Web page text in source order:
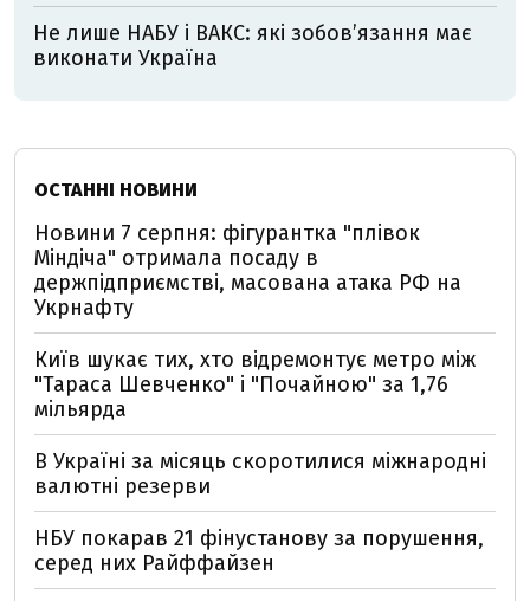
Не лише НАБУ і ВАКС: які зобов’язання має
виконати Україна
ОСТАННІ НОВИНИ
Новини 7 серпня: фігурантка "плівок
Міндіча" отримала посаду в
держпідприємстві, масована атака РФ на
Укрнафту
Київ шукає тих, хто відремонтує метро між
"Тараса Шевченко" і "Почайною" за 1,76
мільярда
В Україні за місяць скоротилися міжнародні
валютні резерви
НБУ покарав 21 фінустанову за порушення,
серед них Райффайзен